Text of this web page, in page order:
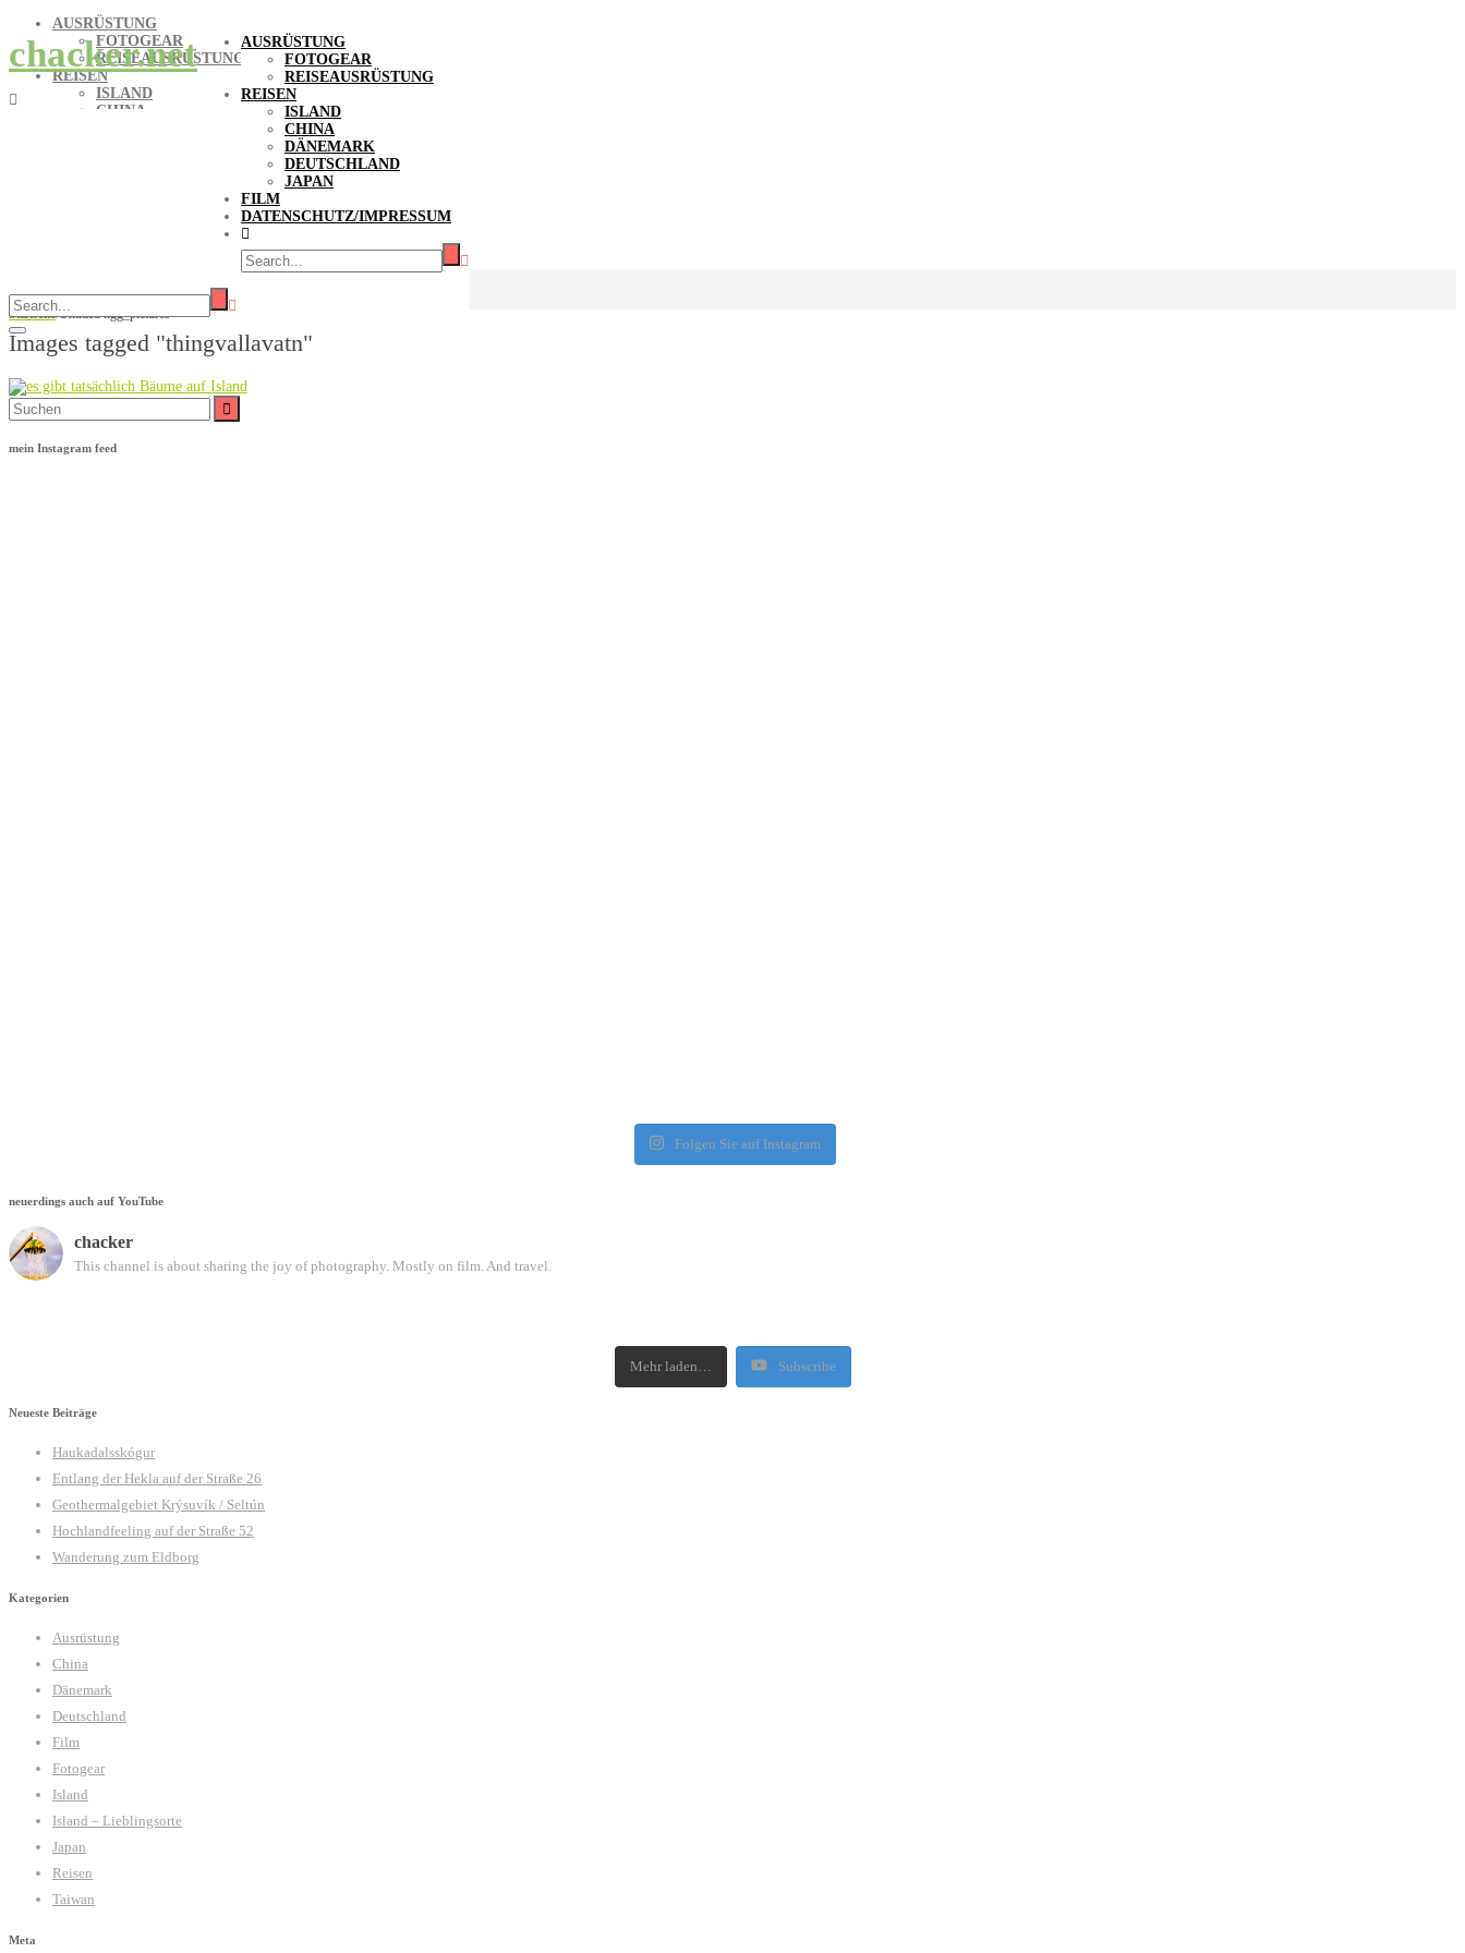
chacker.net
AUSRÜSTUNG
FOTOGEAR
REISEAUSRÜSTUNG
REISEN
ISLAND
CHINA
DÄNEMARK
DEUTSCHLAND
JAPAN
FILM
DATENSCHUTZ/IMPRESSUM
AUSRÜSTUNG
FOTOGEAR
REISEAUSRÜSTUNG
REISEN
ISLAND
CHINA
DATENSCHUTZ/IMPRESSUM
Startseite/Untitled ngg_pictures
Images tagged "thingvallavatn"
Suche
mein Instagram feed
Folgen Sie auf Instagram
neuerdings auch auf YouTube
chacker
This channel is about sharing the joy of photography. Mostly on film. And travel.
Mehr laden… Subscribe
Neueste Beiträge
Haukadalsskógur
Entlang der Hekla auf der Straße 26
Geothermalgebiet Krýsuvík / Seltún
Hochlandfeeling auf der Straße 52
Wanderung zum Eldborg
Kategorien
Ausrüstung
China
Dänemark
Deutschland
Film
Fotogear
Island
Island – Lieblingsorte
Japan
Reisen
Taiwan
Meta